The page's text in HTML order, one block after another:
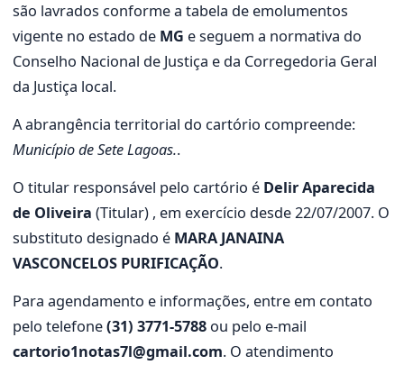
são lavrados conforme a tabela de emolumentos
vigente no estado de MG e seguem a normativa do
Conselho Nacional de Justiça e da Corregedoria Geral
da Justiça local.
A abrangência territorial do cartório compreende:
Município de Sete Lagoas..
O titular responsável pelo cartório é Delir Aparecida
de Oliveira (Titular) , em exercício desde 22/07/2007. O
substituto designado é MARA JANAINA
VASCONCELOS PURIFICAÇÃO.
Para agendamento e informações, entre em contato
pelo telefone(31) 3771-5788 ou pelo e-mail
cartorio1notas7l@gmail.com. O atendimento